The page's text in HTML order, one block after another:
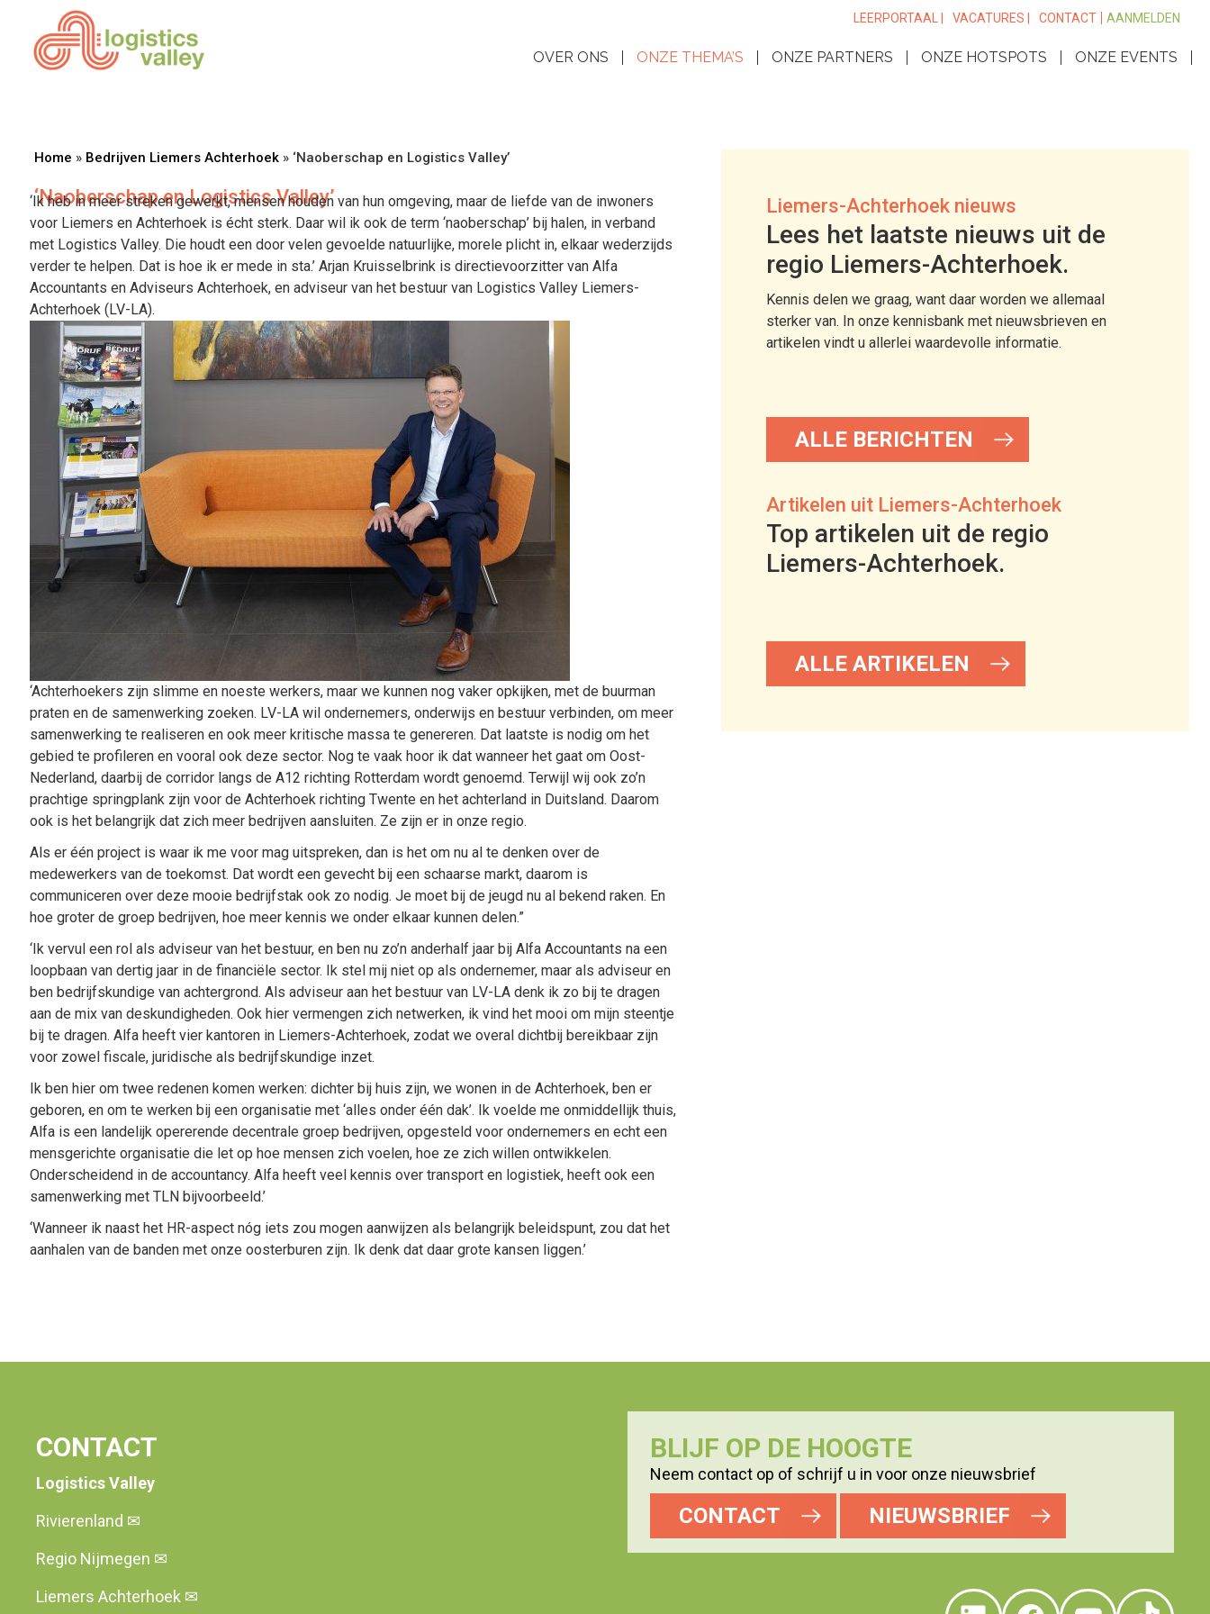
LEERPORTAAL | VACATURES | CONTACT AANMELDEN
OVER ONS ONZE THEMA’S ONZE PARTNERS ONZE HOTSPOTS ONZE EVENTS
Home » Bedrijven Liemers Achterhoek» ‘Naoberschap en Logistics Valley’
‘Naoberschap en Logistics Valley’
‘Ik heb in meer streken gewerkt, mensen houden van hun omgeving, maar de liefde van de inwoners
voor Liemers en Achterhoek is écht sterk. Daar wil ik ook de term ‘naoberschap’ bij halen, in verband
met Logistics Valley. Die houdt een door velen gevoelde natuurlijke, morele plicht in, elkaar wederzijds
verder te helpen. Dat is hoe ik er mede in sta.’ Arjan Kruisselbrink is directievoorzitter van Alfa
Accountants en Adviseurs Achterhoek, en adviseur van het bestuur van Logistics Valley Liemers-
Achterhoek (LV-LA).
‘Achterhoekers zijn slimme en noeste werkers, maar we kunnen nog vaker opkijken, met de buurman
praten en de samenwerking zoeken. LV-LA wil ondernemers, onderwijs en bestuur verbinden, om meer
samenwerking te realiseren en ook meer kritische massa te genereren. Dat laatste is nodig om het
gebied te profileren en vooral ook deze sector. Nog te vaak hoor ik dat wanneer het gaat om Oost-
Nederland, daarbij de corridor langs de A12 richting Rotterdam wordt genoemd. Terwijl wij ook zo’n
prachtige springplank zijn voor de Achterhoek richting Twente en het achterland in Duitsland. Daarom
ook is het belangrijk dat zich meer bedrijven aansluiten. Ze zijn er in onze regio.
Als er één project is waar ik me voor mag uitspreken, dan is het om nu al te denken over de
medewerkers van de toekomst. Dat wordt een gevecht bij een schaarse markt, daarom is
communiceren over deze mooie bedrijfstak ook zo nodig. Je moet bij de jeugd nu al bekend raken. En
hoe groter de groep bedrijven, hoe meer kennis we onder elkaar kunnen delen.”
‘Ik vervul een rol als adviseur van het bestuur, en ben nu zo’n anderhalf jaar bij Alfa Accountants na een
loopbaan van dertig jaar in de financiële sector. Ik stel mij niet op als ondernemer, maar als adviseur en
ben bedrijfskundige van achtergrond. Als adviseur aan het bestuur van LV-LA denk ik zo bij te dragen
aan de mix van deskundigheden. Ook hier vermengen zich netwerken, ik vind het mooi om mijn steentje
bij te dragen. Alfa heeft vier kantoren in Liemers-Achterhoek, zodat we overal dichtbij bereikbaar zijn
voor zowel fiscale, juridische als bedrijfskundige inzet.
Ik ben hier om twee redenen komen werken: dichter bij huis zijn, we wonen in de Achterhoek, ben er
geboren, en om te werken bij een organisatie met ‘alles onder één dak’. Ik voelde me onmiddellijk thuis,
Alfa is een landelijk opererende decentrale groep bedrijven, opgesteld voor ondernemers en echt een
mensgerichte organisatie die let op hoe mensen zich voelen, hoe ze zich willen ontwikkelen.
Onderscheidend in de accountancy. Alfa heeft veel kennis over transport en logistiek, heeft ook een
samenwerking met TLN bijvoorbeeld.’
‘Wanneer ik naast het HR-aspect nóg iets zou mogen aanwijzen als belangrijk beleidspunt, zou dat het
aanhalen van de banden met onze oosterburen zijn. Ik denk dat daar grote kansen liggen.’
Liemers-Achterhoek nieuws
Lees het laatste nieuws uit de
regio Liemers-Achterhoek.
Kennis delen we graag, want daar worden we allemaal
sterker van. In onze kennisbank met nieuwsbrieven en
artikelen vindt u allerlei waardevolle informatie.
ALLE BERICHTEN
Artikelen uit Liemers-Achterhoek
Top artikelen uit de regio
Liemers-Achterhoek.
ALLE ARTIKELEN
CONTACT
Logistics Valley
Rivierenland ✉
Regio Nijmegen ✉
Liemers Achterhoek ✉
BLIJF OP DE HOOGTE
Neem contact op of schrijf u in voor onze nieuwsbrief
CONTACT NIEUWSBRIEF